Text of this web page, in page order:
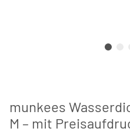
munkees
M – mit